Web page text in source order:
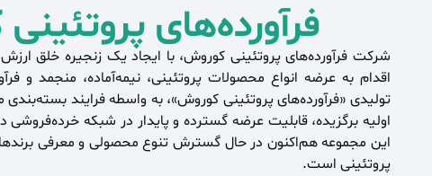
فرآورده‌های
شرکت فرآورده‌های پروتئینی کوروش، با ایجاد یک زنجیره خلق ارزش
اقدام به عرضه انواع محصولات پروتئینی، نیمه‌آماده، منجمد و
تولیدی «فرآورده‌های پروتئینی کوروش»، به واسطه فرایند بسته‌بندی
اولیه برگزیده، قابلیت عرضه گسترده و پایدار در شبکه خرده‌فروشی
این مجموعه هم‌اکنون در حال گسترش تنوع محصولی و معرفی
پروتئینی است.